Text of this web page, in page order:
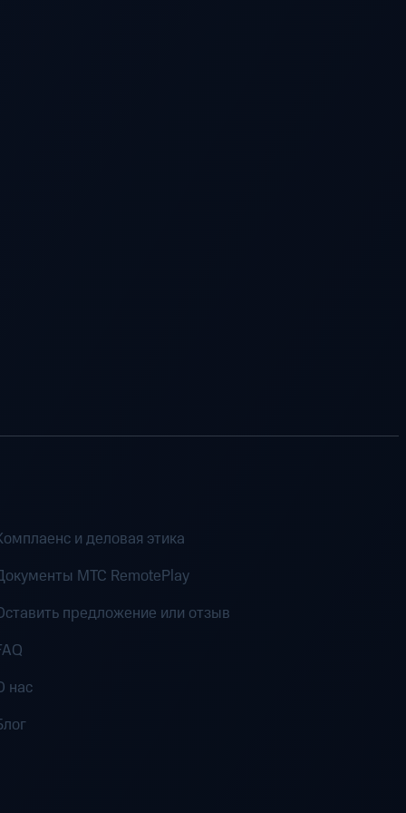
и деловая этика
MTC RemotePlay
предложение или отзыв
нас